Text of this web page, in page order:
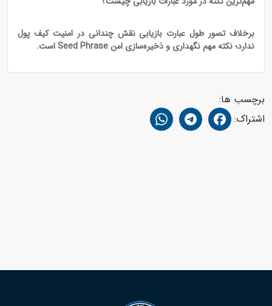
برخلاف تصور طول عبارت بازیابی نقش چندانی در امنیت کیف پول
ندارد؛ نکته مهم نگهداری و ذخیره‌سازی امن Seed Phrase است.
برچسب ها:
اشتراک: